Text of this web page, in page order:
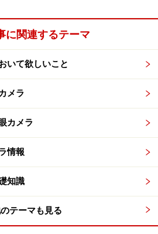
NIKKOR 18-55mm f/3.5-5.6G
ムレンズです。ズーム全域で最短
補正機能も内蔵しています。同社
りになる一眼レフとなるでしょ
を使わずに操作できる一眼レフ
ので、インターフェイスをチェ
カメラ D3300 ダブルズームキ
に関連するテーマ
いて欲しいこと
メラ
カメラ
情報
知識
テーマも見る